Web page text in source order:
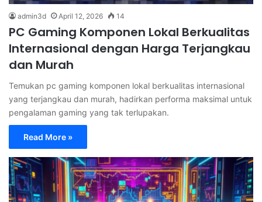
admin3d April 12, 2026 14
PC Gaming Komponen Lokal Berkualitas
Internasional dengan Harga Terjangkau
dan Murah
Temukan pc gaming komponen lokal berkualitas internasional
yang terjangkau dan murah, hadirkan performa maksimal untuk
pengalaman gaming yang tak terlupakan.
Read More »